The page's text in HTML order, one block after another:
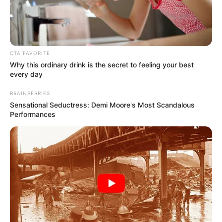
Colprensa
Instituto de Bienestar Familiar
Por:Paula Ruiz
Mayo 2, 2022
CTA FAVORITE
Why this ordinary drink is the secret to feeling your best
every day
BRAINBERRIES
Sensational Seductress: Demi Moore's Most Scandalous
Performances